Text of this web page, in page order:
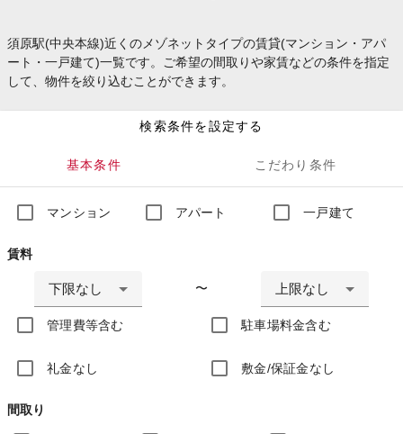
須原駅(中央本線)近くのメゾネットタイプの賃貸(マンション・アパ
ート・一戸建て)一覧です。ご希望の間取りや家賃などの条件を指定
して、物件を絞り込むことができます。
検索条件を設定する
基本条件 こだわり条件
マンション アパート 一戸建て
賃料
下限なし 〜 上限なし
管理費等含む 駐車場料金含む
礼金なし 敷金/保証金なし
間取り